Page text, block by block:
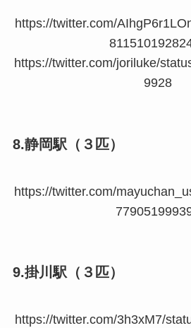
https://twitter.com/
https://twitter.com/joriluke/
9928
8.静岡駅（３匹）
https://twitter.com/
9.掛川駅（３匹）
https://twitter.com/3h3xM7/